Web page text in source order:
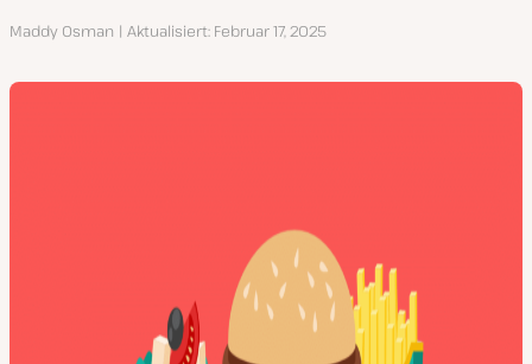
Autor
Maddy Osman Aktualisiert Februar 17, 2025